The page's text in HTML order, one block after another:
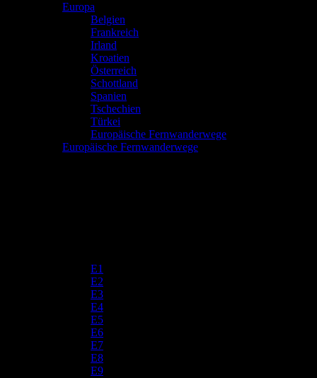
Europa
Belgien
Frankreich
Irland
Kroatien
Österreich
Schottland
Spanien
Tschechien
Türkei
Europäische Fernwanderwege
Europäische Fernwanderwege
E1
E2
E3
E4
E5
E6
E7
E8
E9